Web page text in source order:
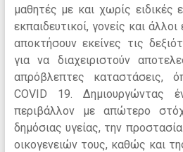
μαθητές με και χωρίς ειδικές
εκπαιδευτικοί, γονείς και
αποκτήσουν εκείνες τις
για να διαχειριστούν
απρόβλεπτες καταστάσεις,
COVID 19. Δημιουργώντας
περιβάλλον με απώτερο
δημόσιας υγείας, την
οικογενειών τους, καθώς και